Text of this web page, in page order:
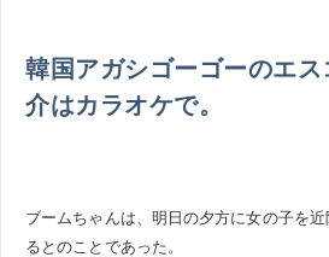
韓国アガシゴーゴーのエ
介はカラオケで。
ブームちゃんは、明日の夕方に女の子を
るとのことであった。